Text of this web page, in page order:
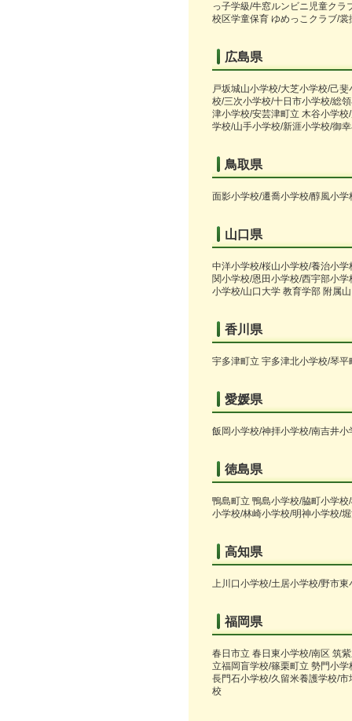
っ子学級/牛窓ルンビニ児童ク
校区学童保育 ゆめっこクラブ/
広島県
戸坂城山小学校/大芝小学校/己
校/三次小学校/十日市小学校/総
津小学校/安芸津町立 木谷小学
学校/山手小学校/新涯小学校/御
鳥取県
面影小学校/遷喬小学校/醇風小
山口県
中洋小学校/桜山小学校/養治小
関小学校/恩田小学校/西宇部小
小学校/山口大学 教育学部 附属
香川県
宇多津町立 宇多津北小学校/琴
愛媛県
飯岡小学校/神拝小学校/南吉井小
徳島県
鴨島町立 鴨島小学校/脇町小学
小学校/林崎小学校/明神小学校/
高知県
上川口小学校/土居小学校/野市
福岡県
春日市立 春日東小学校/南区 筑
立福岡盲学校/篠栗町立 勢門小
長門石小学校/久留米養護学校/
校